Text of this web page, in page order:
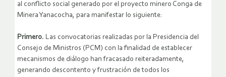
al conflicto social generado por el proyecto minero Conga de
Minera Yanacocha, para manifestar lo siguiente:
Primero. Las convocatorias realizadas por la Presidencia del
Consejo de Ministros (PCM) con la finalidad de establecer
mecanismos de diálogo han fracasado reiteradamente,
generando descontento y frustración de todos los